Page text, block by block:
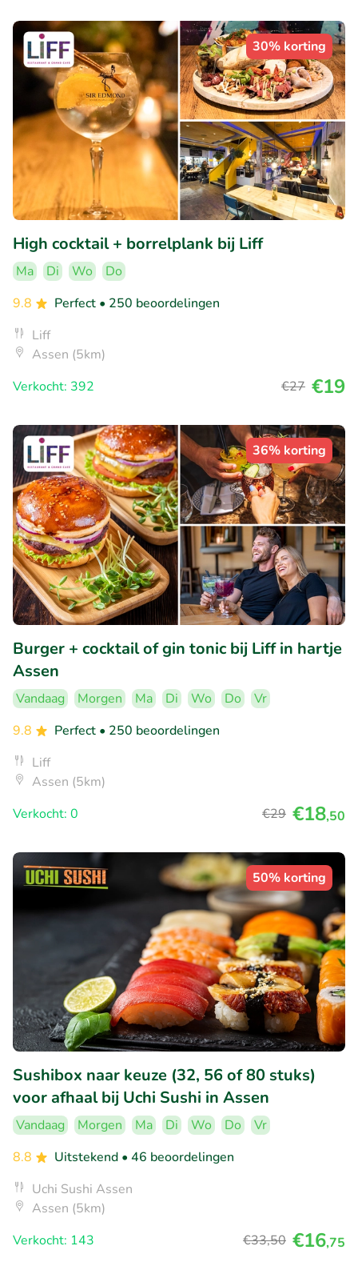
30% korting
High cocktail + borrelplank bij Liff
Ma Di Wo
Do
9.8
Perfect • 250 beoordelingen
Liff
Assen (5km)
Verkocht: 392
€27 €19
36% korting
Burger + cocktail of gin tonic bij Liff in hartje
Assen
Vandaag Morgen Ma Di Wo Do
Vr
9.8
Perfect • 250 beoordelingen
Liff
Assen (5km)
Verkocht: 0
€29 €18,50
50% korting
Sushibox naar keuze (32, 56 of 80 stuks)
voor afhaal bij Uchi Sushi in Assen
Vandaag Morgen Ma Di Wo Do
Vr
8.8
Uitstekend • 46 beoordelingen
Uchi Sushi Assen
Assen (5km)
Verkocht: 143
€33,50 €16,75